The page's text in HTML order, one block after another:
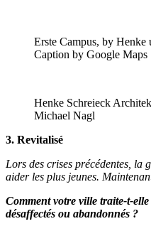
Erste Campus, by Henke
Caption by Google Maps
Henke Schreieck
Michael Nagl
3. Revitalisé
Lors des crises précédentes, la
aider les plus jeunes.
Comment votre ville traite-t-elle
désaffectés ou abandonnés ?